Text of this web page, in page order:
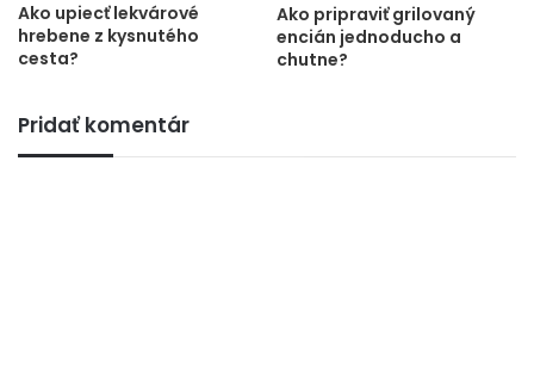
Ako upiecť lekvárové
hrebene z kysnutého
cesta?
Ako pripraviť grilovaný
encián jednoducho a
chutne?
Pridať komentár